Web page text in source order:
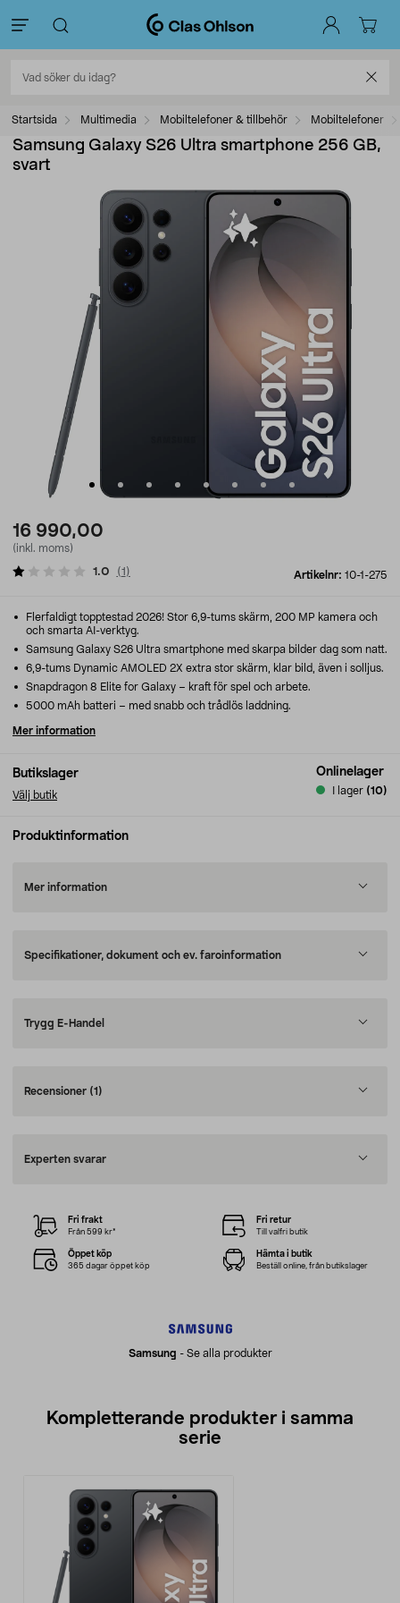
Startsida Multimedia Mobiltelefoner & tillbehör Mobiltelefoner
Samsung Galaxy S26 Ultra smartphone 256 GB,
svart
16 990,00
(inkl. moms)
Artikelnr: 10-1-275
1.0 (1 )
Butikslager
Välj butik
Onlinelager
I lager (10)
Flerfaldigt topptestad 2026! Stor 6,9-tums skärm, 200 MP kamera och
och smarta AI-verktyg.
Samsung Galaxy S26 Ultra smartphone med skarpa bilder dag som natt.
6,9-tums Dynamic AMOLED 2X extra stor skärm, klar bild, även i solljus.
Snapdragon 8 Elite for Galaxy – kraft för spel och arbete.
5000 mAh batteri – med snabb och trådlös laddning.
Mer information
Produktinformation
Mer information
Specifikationer, dokument och ev. faroinformation
Trygg E-Handel
Recensioner (1)
Experten svarar
Samsung - Se alla produkter
Fri frakt
Från 599 kr*
Fri retur
Till valfri butik
Öppet köp
365 dagar öppet köp
Hämta i butik
Beställ online, från butikslager
Kompletterande produkter i samma
serie